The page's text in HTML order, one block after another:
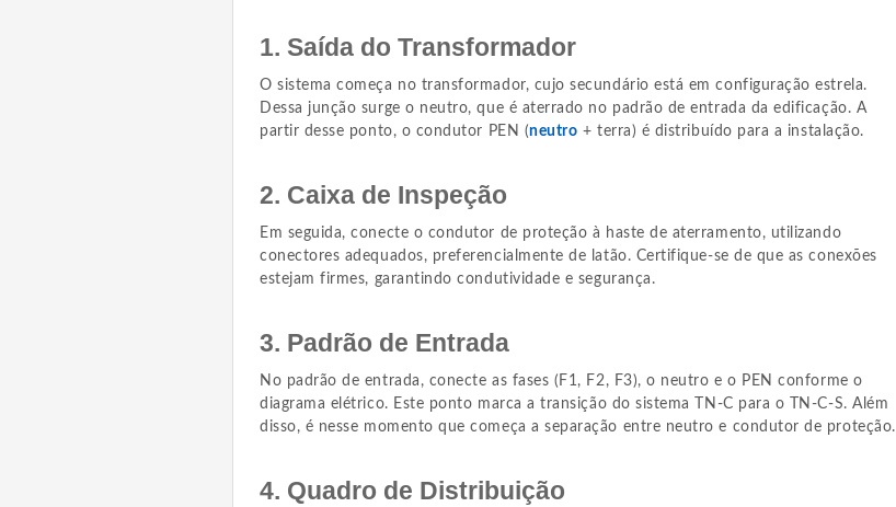
1. Saída do Transformador
O sistema começa no transformador, cujo secundário está em configuração estrela.
Dessa junção surge o neutro, que é aterrado no padrão de entrada da edificação. A
partir desse ponto, o condutor PEN (neutro + terra) é distribuído para a instalação.
2. Caixa de Inspeção
Em seguida, conecte o condutor de proteção à haste de aterramento, utilizando
conectores adequados, preferencialmente de latão. Certifique-se de que as conexões
estejam firmes, garantindo condutividade e segurança.
3. Padrão de Entrada
No padrão de entrada, conecte as fases (F1, F2, F3), o neutro e o PEN conforme o
diagrama elétrico. Este ponto marca a transição do sistema TN-C para o TN-C-S. Além
disso, é nesse momento que começa a separação entre neutro e condutor de proteção.
4. Quadro de Distribuição